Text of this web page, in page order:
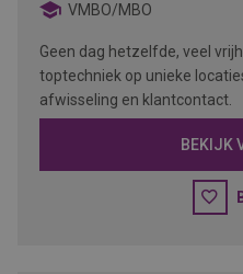
VMBO/MBO
Geen dag hetzelfde, veel
toptechniek op unieke
afwisseling en klantcontact.
BEKIJK